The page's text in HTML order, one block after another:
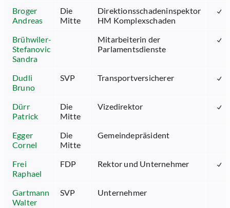
Broger
Andreas
Die
Mitte
Direktionsschadeninspektor
HM Komplexschaden
Brühwiler-
Stefanovic
Sandra
Mitarbeiterin der
Parlamentsdienste
Dudli
Bruno
SVP Transportversicherer
Dürr
Patrick
Die
Mitte
Vizedirektor
Egger
Cornel
Die
Mitte
Gemeindepräsident
Frei
Raphael
FDP Rektor und Unternehmer
Gartmann
Walter
SVP Unternehmer